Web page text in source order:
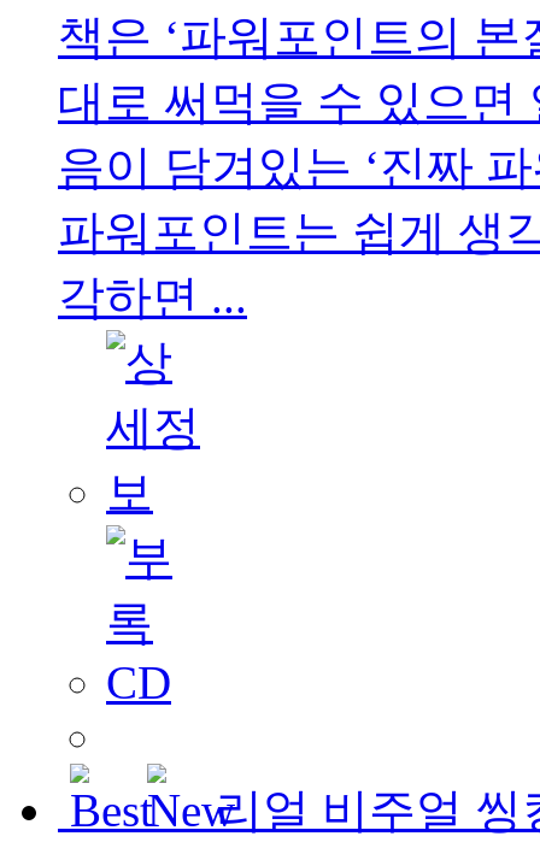
책은 ‘파워포인트의
대로 써먹을 수 있으면
음이 담겨있는 ‘진짜
파워포인트는 쉽게 생
각하면 ...
리얼 비주얼 씽